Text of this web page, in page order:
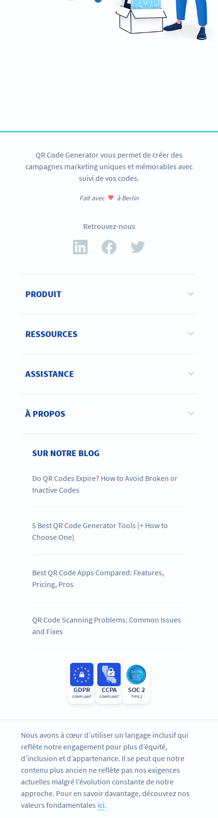
QR Code Generator vous permet de créer des
campagnes marketing uniques et mémorables avec
suivi de vos codes.
Fait avec à Berlin
Retrouvez-nous
PRODUIT
RESSOURCES
ASSISTANCE
À PROPOS
SUR NOTRE BLOG
Do QR Codes Expire? How to Avoid Broken or
Inactive Codes
5 Best QR Code Generator Tools (+ How to
Choose One)
Best QR Code Apps Compared: Features,
Pricing, Pros
QR Code Scanning Problems: Common Issues
and Fixes
GDPR
COMPLIANT
CCPA
COMPLIANT
SOC 2
TYPE 2
Nous avons à cœur d’utiliser un langage inclusif qui
reflète notre engagement pour plus d’équité,
d’inclusion et d’appartenance. Il se peut que notre
contenu plus ancien ne reflète pas nos exigences
actuelles malgré l’évolution constante de notre
approche. Pour en savoir davantage, découvrez nos
valeurs fondamentales ici.